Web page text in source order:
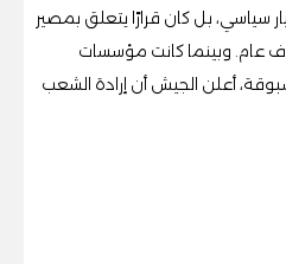
سياسي، بل كان قرارًا يتعلق بمصير
عام. وبينما كانت مؤسسات
أعلن الجيش أن إرادة الشعب